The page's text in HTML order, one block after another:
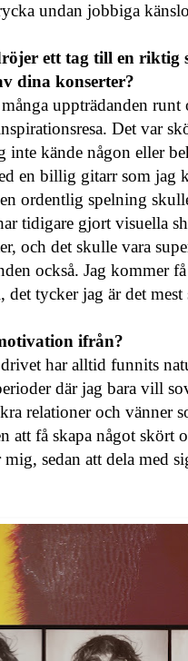
undan jobbiga
ett tag till en riktig
dina konserter?
uppträdanden
Det var
inte kände någon eller
en billig gitarr som
ordentlig spelning
tidigare gjort visuella
och det skulle vara
också. Jag kommer
det tycker jag är det
ifrån?
har alltid funnits
där jag bara vill
relationer och vänner
att få skapa något skört
sedan att dela med